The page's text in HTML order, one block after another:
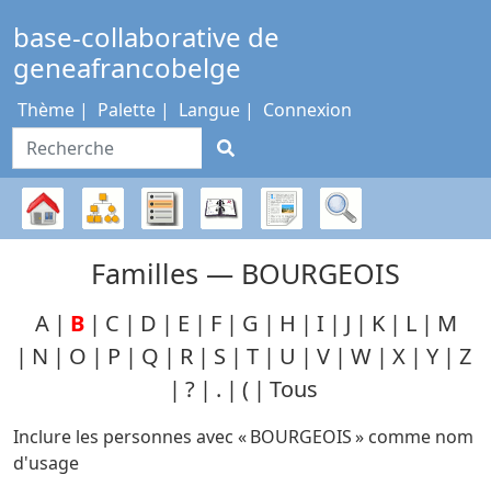
base-collaborative de
geneafrancobelge
Recherche
Thème Palette Langue Connexion
généalogique
Diagrammes
Listes CalendrierRapports
Familles — BOURGEOIS
A B C D E F G H I J K L
M
N
O P Q R S T U V W X Y
Z
?
. ( Tous
Inclure les personnes avec «BOURGEOIS» comme nom
d'usage